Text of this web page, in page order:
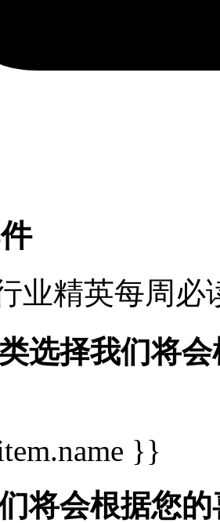
业精英每周
选择我们将
}}
将会根据您